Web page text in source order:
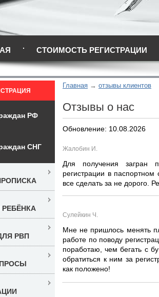
СТОИМОСТЬ РЕГИСТРАЦИИ
Главная отзывы клиентов
Отзывы о нас
Обновление: 10.08.2026
Жалобин И.
Для получения загран
регистрации в
все сделать за не дорого.
Сулейкин Ч.
Мне не пришлось менять
работе по поводу
поработаю, чем бегать с
обратиться к ним за
как положено!
РФ
СНГ
РВП